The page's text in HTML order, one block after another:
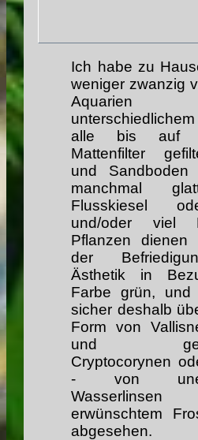
Ich habe zu
weniger zwanzig
alle bis auf
Mattenfilter
und
manchmal
Flusskiesel
und/oder viel
Pflanzen
der
Ästhetik in
Farbe grün, und
sicher deshalb
Form von
und
Cryptocorynen
- von
erwünschtem
abgesehen.